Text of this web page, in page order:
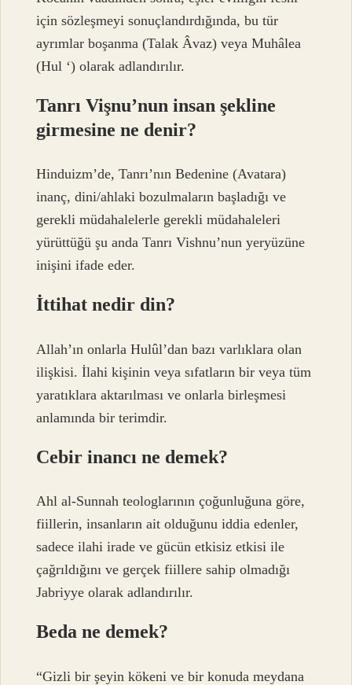
için sözleşmeyi sonuçlandırdığında, bu tür
ayrımlar boşanma (Talak Âvaz) veya Muhâlea
(Hul ‘) olarak adlandırılır.
Tanrı Vişnu’nun insan şekline
girmesine ne denir?
Hinduizm’de, Tanrı’nın Bedenine (Avatara)
inanç, dini/ahlaki bozulmaların başladığı ve
gerekli müdahalelerle gerekli müdahaleleri
yürüttüğü şu anda Tanrı Vishnu’nun yeryüzüne
inişini ifade eder.
İttihat nedir din?
Allah’ın onlarla Hulûl’dan bazı varlıklara olan
ilişkisi. İlahi kişinin veya sıfatların bir veya tüm
yaratıklara aktarılması ve onlarla birleşmesi
anlamında bir terimdir.
Cebir inancı ne demek?
Ahl al-Sunnah teologlarının çoğunluğuna göre,
fiillerin, insanların ait olduğunu iddia edenler,
sadece ilahi irade ve gücün etkisiz etkisi ile
çağrıldığını ve gerçek fiillere sahip olmadığı
Jabriyye olarak adlandırılır.
Beda ne demek?
“Gizli bir şeyin kökeni ve bir konuda meydana